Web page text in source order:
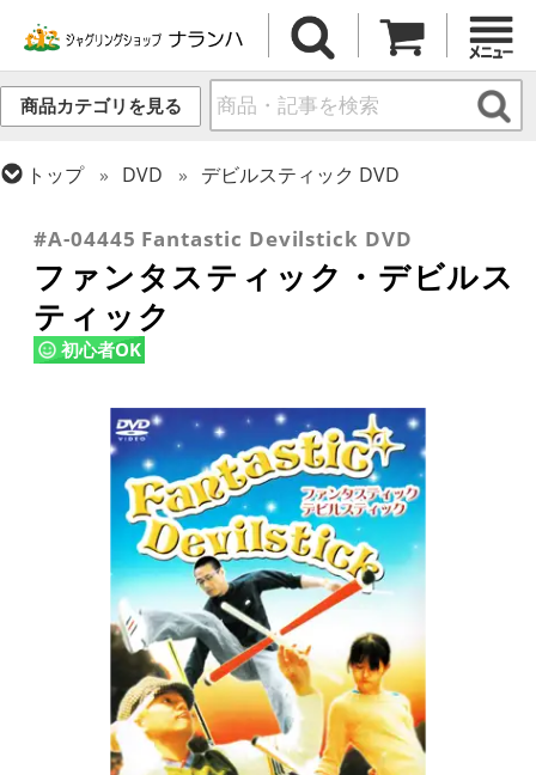
商品カテゴリを見る
トップ DVD
デビルスティック DVD
#A-04445 Fantastic Devilstick DVD
ファンタスティック・デビルス
ティック
初心者OK